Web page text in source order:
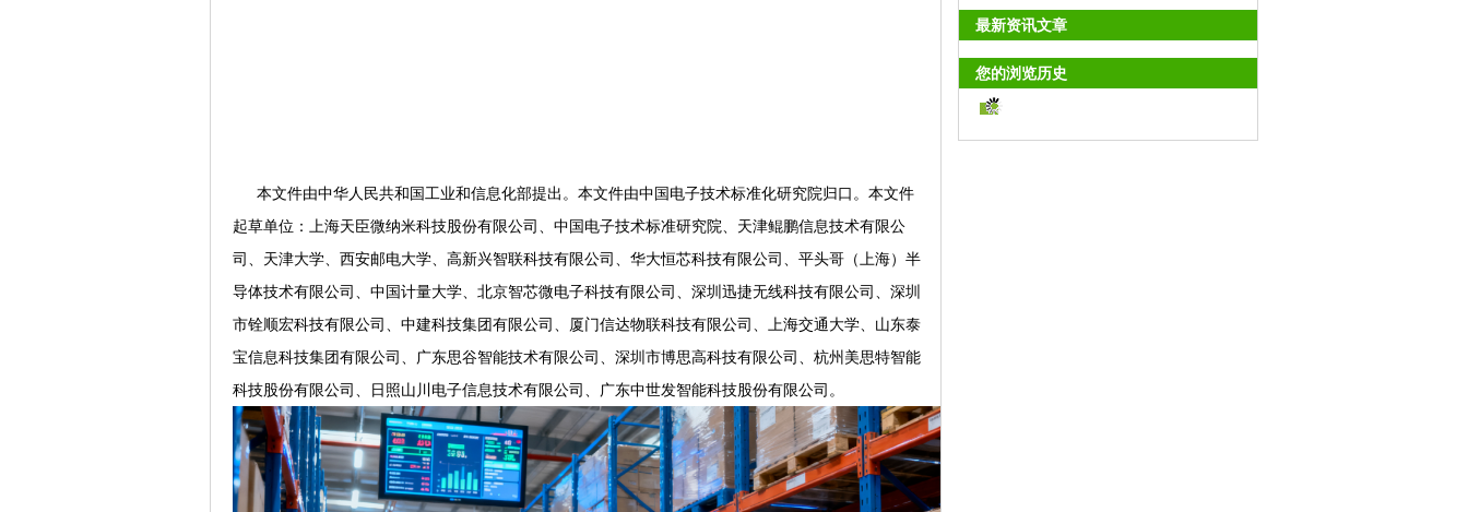
本文件由中华人民共和国工业和信息化部提出。本文件由中国电子技术标准化研究院归口。本文件
起草单位：上海天臣微纳米科技股份有限公司、中国电子技术标准研究院、天津鲲鹏信息技术有限公
司、天津大学、西安邮电大学、高新兴智联科技有限公司、华大恒芯科技有限公司、平头哥（上海）半
导体技术有限公司、中国计量大学、北京智芯微电子科技有限公司、深圳迅捷无线科技有限公司、深圳
市铨顺宏科技有限公司、中建科技集团有限公司、厦门信达物联科技有限公司、上海交通大学、山东泰
宝信息科技集团有限公司、广东思谷智能技术有限公司、深圳市博思高科技有限公司、杭州美思特智能
科技股份有限公司、日照山川电子信息技术有限公司、广东中世发智能科技股份有限公司。
最新资讯文章
您的浏览历史